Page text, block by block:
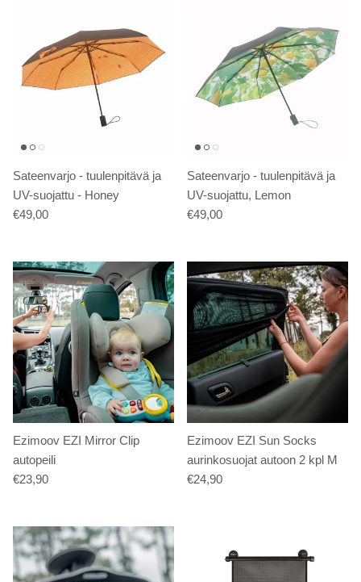
Sateenvarjo - tuulenpitävä ja
UV-suojattu - Honey
€49,00
Sateenvarjo - tuulenpitävä ja
UV-suojattu, Lemon
€49,00
Ezimoov EZI Mirror Clip
autopeili
€23,90
Ezimoov EZI Sun Socks
aurinkosuojat autoon 2 kpl M
€24,90